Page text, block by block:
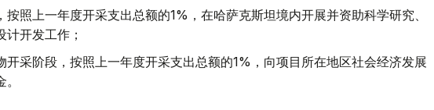
照上一年度开采支出总额的1%，在哈萨克斯坦境内开展并资助科学研究、
开发工作；
开采阶段，按照上一年度开采支出总额的1%，向项目所在地区社会经济发展